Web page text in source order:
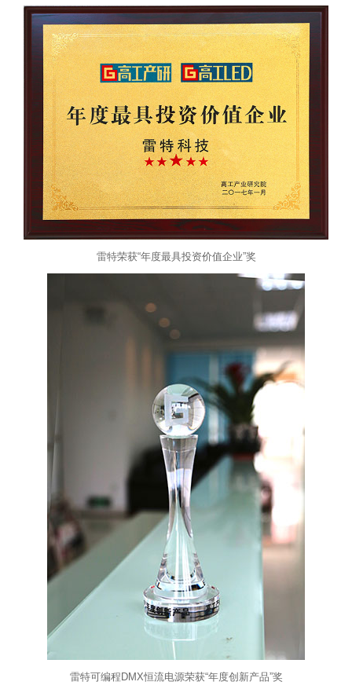
雷特荣获“年度最具投资价值企业”奖
雷特可编程DMX恒流电源荣获“年度创新产品”奖